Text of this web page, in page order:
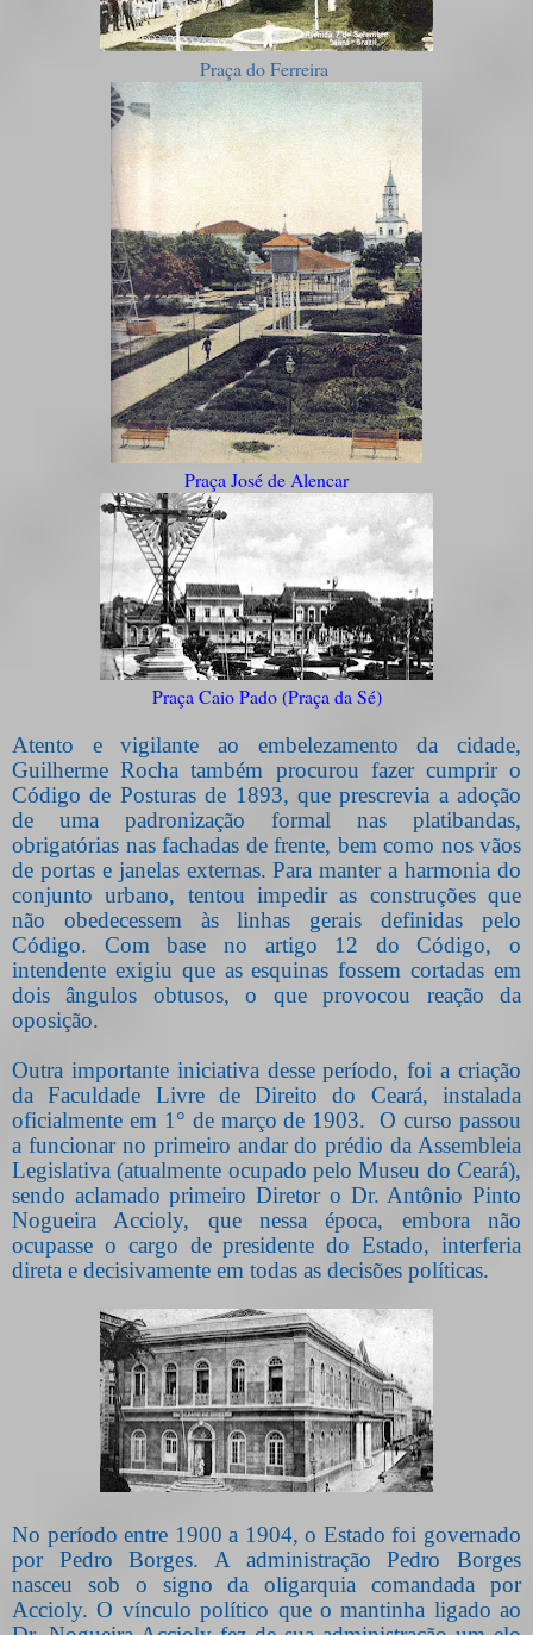
Praça do Ferreira
Praça José de Alencar
Praça Caio Pado (Praça da Sé)
Atento e vigilante ao embelezamento da cidade,
Guilherme Rocha também procurou fazer cumprir o
Código de Posturas de 1893, que prescrevia a adoção
de uma padronização formal nas platibandas,
obrigatórias nas fachadas de frente, bem como nos vãos
de portas e janelas externas. Para manter a harmonia do
conjunto urbano, tentou impedir as construções que
não obedecessem às linhas gerais definidas pelo
Código. Com base no artigo 12 do Código, o
intendente exigiu que as esquinas fossem cortadas em
dois ângulos obtusos, o que provocou reação da
oposição.
Outra importante iniciativa desse período, foi a criação
da Faculdade Livre de Direito do Ceará, instalada
oficialmente em 1° de março de 1903. O curso passou
a funcionar no primeiro andar do prédio da Assembleia
Legislativa (atualmente ocupado pelo Museu do Ceará),
sendo aclamado primeiro Diretor o Dr. Antônio Pinto
Nogueira Accioly, que nessa época, embora não
ocupasse o cargo de presidente do Estado, interferia
direta e decisivamente em todas as decisões políticas.
No período entre 1900 a 1904, o Estado foi governado
por Pedro Borges. A administração Pedro Borges
nasceu sob o signo da oligarquia comandada por
Accioly. O vínculo político que o mantinha ligado ao